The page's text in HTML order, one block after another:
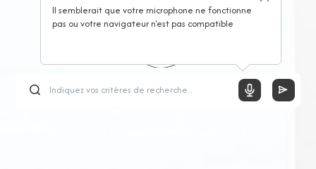
Il semblerait que votre microphone ne fonctionne
pas ou votre navigateur n'est pas compatible